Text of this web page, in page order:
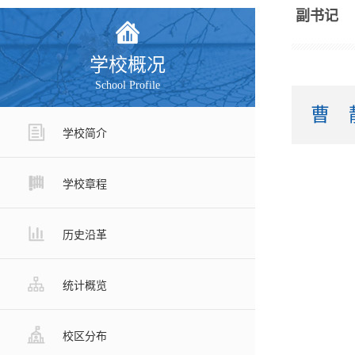
学校概况
School Profile
学校简介
学校章程
历史沿革
统计概览
校区分布
副书记
曹